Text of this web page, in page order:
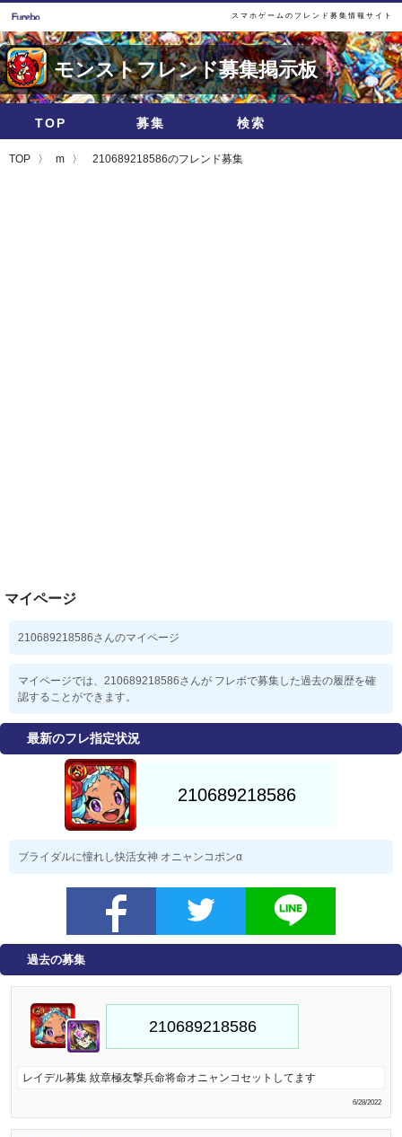
スマホゲームのフレンド募集情報サイト
モンストフレンド募集掲示板
TOP 募集 検索
TOP m 210689218586のフレンド募集
マイページ
210689218586さんのマイページ
マイページでは、210689218586さんが フレボで募集した過去の履歴を確
認することができます。
最新のフレ指定状況
ブライダルに憧れし快活女神 オニャンコポンα
過去の募集
レイデル募集 紋章極友撃兵命将命オニャンコセットしてます
6/28/2022